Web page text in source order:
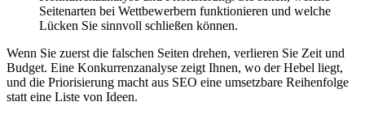
Seitenarten bei Wettbewerbern funktionieren und welche
Lücken Sie sinnvoll schließen können.
Wenn Sie zuerst die falschen Seiten drehen, verlieren Sie Zeit und
Budget. Eine Konkurrenzanalyse zeigt Ihnen, wo der Hebel liegt,
und die Priorisierung macht aus SEO eine umsetzbare Reihenfolge
statt eine Liste von Ideen.